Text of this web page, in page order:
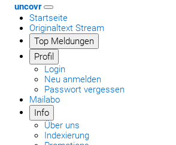
uncovr
Startseite
Originaltext Stream
Top Meldungen
Profil
Login
Neu anmelden
Passwort vergessen
Mailabo
Info
Über uns
Indexierung